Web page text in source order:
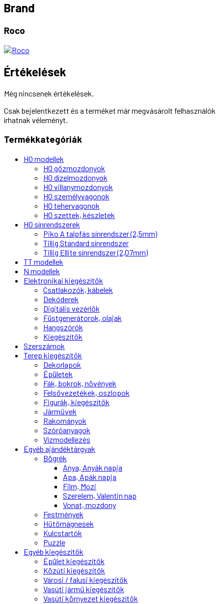
Brand
Roco
Értékelések
Még nincsenek értékelések.
Csak bejelentkezett és a terméket már megvásárolt felhasználók
írhatnak véleményt.
Termékkategóriák
H0 modellek
H0 gőzmozdonyok
H0 dízelmozdonyok
H0 villanymozdonyok
H0 személyvagonok
H0 tehervagonok
H0 szettek, készletek
H0 sínrendszerek
Piko A talpfás sínrendszer (2,5mm)
Tillig Standard sínrendszer
Tillig Ellite sínrendszer (2,07mm)
TT modellek
N modellek
Elektronikai kiegészítők
Csatlakozók, kábelek
Dekóderek
Digitális vezérlők
Füstgenerátorok, olajak
Hangszórók
Kiegészítők
Szerszámok
Terep kiegészítők
Dekorlapok
Épületek
Fák, bokrok, növények
Felsővezetékek, oszlopok
Figurák, kiegészítők
Járművek
Rakományok
Szóróanyagok
Vízmodellezés
Egyéb ajándéktárgyak
Bögrék
Anya, Anyák napja
Apa, Apák napja
Film, Mozi
Szerelem, Valentin nap
Vonat, mozdony
Festmények
Hűtőmágnesek
Kulcstartók
Puzzle
Egyéb kiegészítők
Épület kiegészítők
Közúti kiegészítők
Városi / falusi kiegészítők
Vasúti jármű kiegészítők
Vasúti környezet kiegészítők